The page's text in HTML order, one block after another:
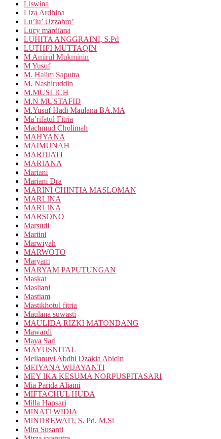
Liswina
Liza Ardhina
Lu’lu’ Uzzahro’
Lucy mardiana
LUHITA ANGGRAINI, S.Pd
LUTHFI MUTTAQIN
M Amirul Mukminin
M Yusuf
M. Halim Saputra
M. Nashiruddin
M.MUSLICH
M.N MUSTAFID
M.Yusuf Hadi Maulana BA.MA
Ma’rifatul Fitria
Machmud Cholimah
MAHYANA
MAIMUNAH
MARDIATI
MARIANA
Mariani
Mariani Dra
MARINI CHINTIA MASLOMAN
MARLINA
MARLINA
MARSONO
Marsudi
Martini
Marwiyah
MARWOTO
Maryam
MARYAM PAPUTUNGAN
Maskat
Masliani
Mastiam
Mastikhotul fitria
Maulana suwasti
MAULIDA RIZKI MATONDANG
Mawardi
Maya Sari
MAYUSNITAL
Meilanuvi Abdhi Dzakia Abidin
MEIYANA WIJAYANTI
MEY IKA KESUMA NORPUSPITASARI
Mia Parida Aliami
MIFTACHUL HUDA
Milla Hapsari
MINATI WIDIA
MINDREWATI, S. Pd. M.Si
Mira Susanti